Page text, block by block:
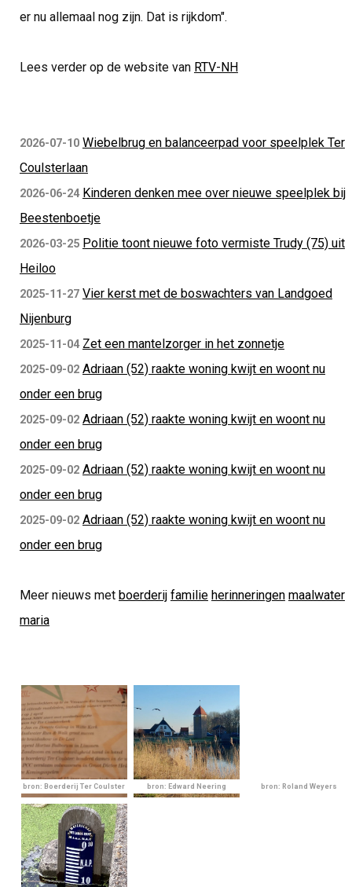
er nu allemaal nog zijn. Dat is rijkdom".
Lees verder op de website van RTV-NH
2026-07-10 Wiebelbrug en balanceerpad voor speelplek Ter
Coulsterlaan
2026-06-24 Kinderen denken mee over nieuwe speelplek bij
Beestenboetje
2026-03-25 Politie toont nieuwe foto vermiste Trudy (75) uit
Heiloo
2025-11-27 Vier kerst met de boswachters van Landgoed
Nijenburg
2025-11-04 Zet een mantelzorger in het zonnetje
2025-09-02 Adriaan (52) raakte woning kwijt en woont nu
onder een brug
2025-09-02 Adriaan (52) raakte woning kwijt en woont nu
onder een brug
2025-09-02 Adriaan (52) raakte woning kwijt en woont nu
onder een brug
2025-09-02 Adriaan (52) raakte woning kwijt en woont nu
onder een brug
Meer nieuws met boerderij familie herinneringen maalwater
maria
bron: Boerderij Ter Coulster bron: Edward Neering bron: Roland Weyers